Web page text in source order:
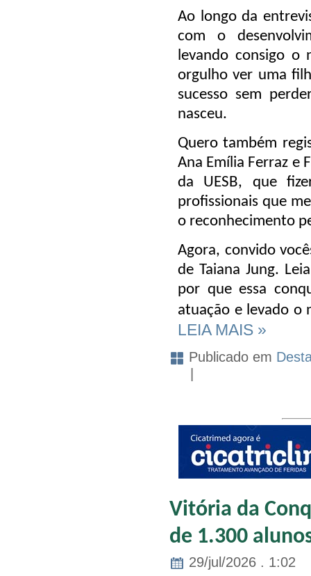
Ao longo da
com o
levando consigo o
orgulho ver uma
sucesso sem
nasceu.
Quero também
Ana Emília Ferraz e
da UESB, que
profissionais que
o reconhecimento
Agora, convido
de Taiana Jung.
por que essa
atuação e levado o
LEIA MAIS »
Publicado em
|
Vitória da
de 1.300
29/jul/2026 . 1:02